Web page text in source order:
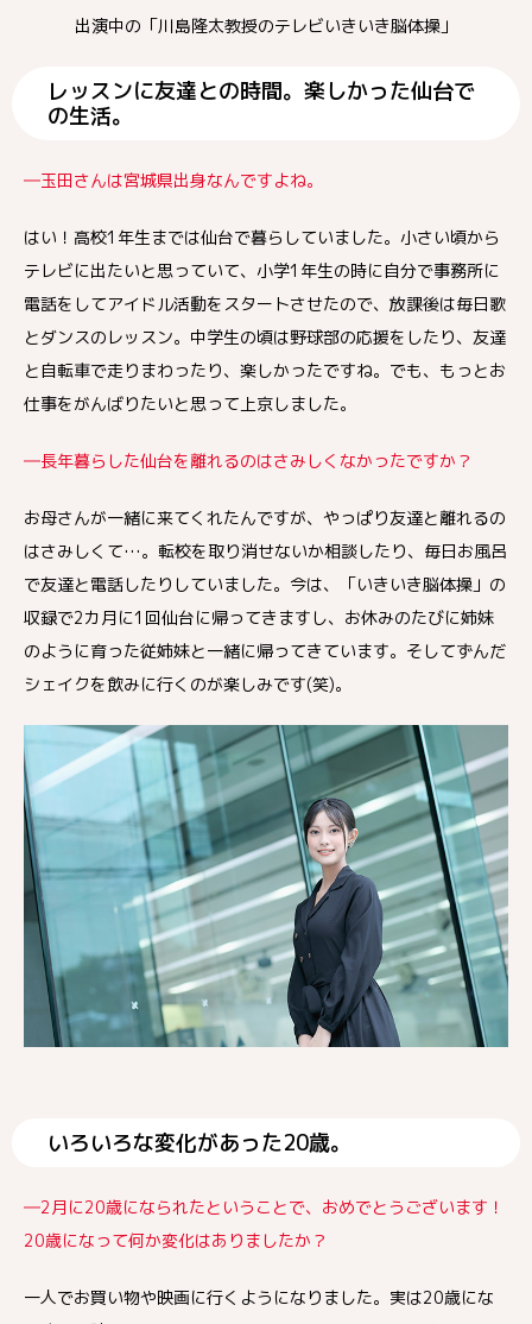
出演中の「川島隆太教授のテレビいきいき脳体操」
レッスンに友達との時間。楽しかった仙台で
の生活。
―玉田さんは宮城県出身なんですよね。
はい！高校1年生までは仙台で暮らしていました。小さい頃から
テレビに出たいと思っていて、小学1年生の時に自分で事務所に
電話をしてアイドル活動をスタートさせたので、放課後は毎日歌
とダンスのレッスン。中学生の頃は野球部の応援をしたり、友達
と自転車で走りまわったり、楽しかったですね。でも、もっとお
仕事をがんばりたいと思って上京しました。
―長年暮らした仙台を離れるのはさみしくなかったですか？
お母さんが一緒に来てくれたんですが、やっぱり友達と離れるの
はさみしくて…。転校を取り消せないか相談したり、毎日お風呂
で友達と電話したりしていました。今は、「いきいき脳体操」の
収録で2カ月に1回仙台に帰ってきますし、お休みのたびに姉妹
のように育った従姉妹と一緒に帰ってきています。そしてずんだ
シェイクを飲みに行くのが楽しみです(笑)。
いろいろな変化があった20歳。
―2月に20歳になられたということで、おめでとうございます！
20歳になって何か変化はありましたか？
一人でお買い物や映画に行くようになりました。実は20歳にな